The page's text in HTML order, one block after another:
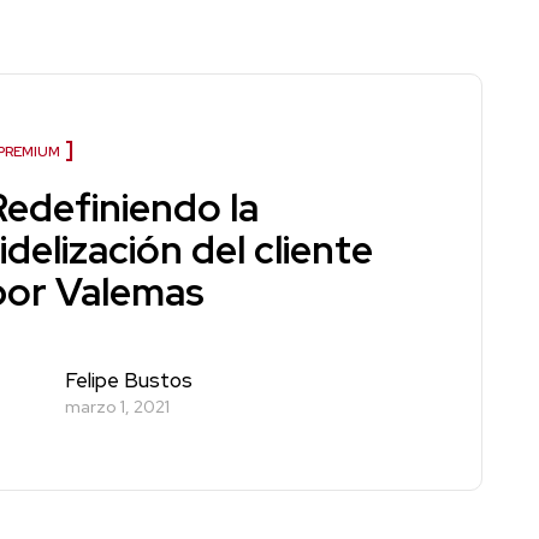
la
del cliente
Valemas
Felipe Bustos
marzo 1, 2021